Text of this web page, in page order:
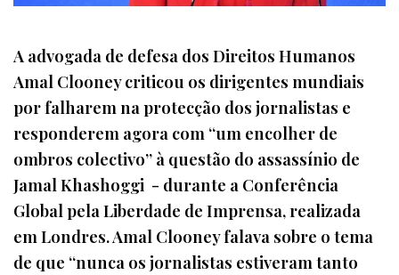
A advogada de defesa dos Direitos Humanos
Amal Clooney criticou os dirigentes mundiais
por falharem na protecção dos jornalistas e
responderem agora com “um encolher de
ombros colectivo” à questão do assassínio de
Jamal Khashoggi - durante a Conferência
Global pela Liberdade de Imprensa, realizada
em Londres. Amal Clooney falava sobre o tema
de que “nunca os jornalistas estiveram tanto